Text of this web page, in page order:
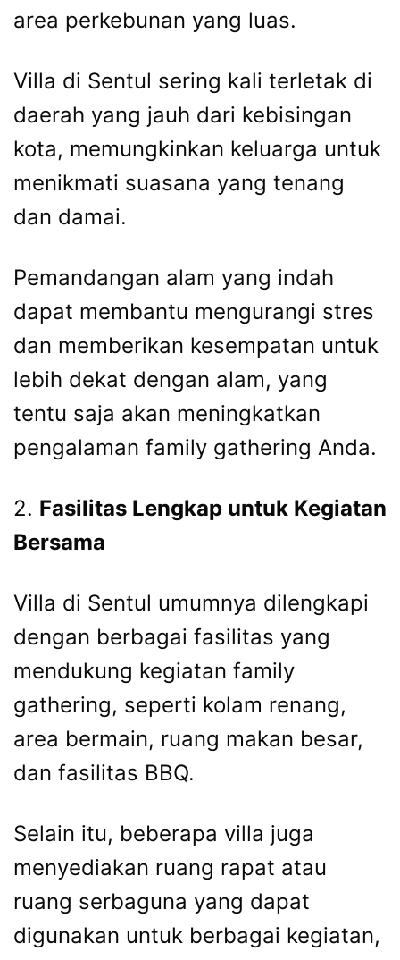
area perkebunan yang luas.
Villa di Sentul sering kali terletak di
daerah yang jauh dari kebisingan
kota, memungkinkan keluarga untuk
menikmati suasana yang tenang
dan damai.
Pemandangan alam yang indah
dapat membantu mengurangi stres
dan memberikan kesempatan untuk
lebih dekat dengan alam, yang
tentu saja akan meningkatkan
pengalaman family gathering Anda.
2. Fasilitas Lengkap untuk Kegiatan
Bersama
Villa di Sentul umumnya dilengkapi
dengan berbagai fasilitas yang
mendukung kegiatan family
gathering, seperti kolam renang,
area bermain, ruang makan besar,
dan fasilitas BBQ.
Selain itu, beberapa villa juga
menyediakan ruang rapat atau
ruang serbaguna yang dapat
digunakan untuk berbagai kegiatan,